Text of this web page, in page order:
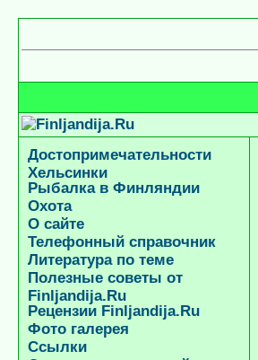
Достопримечательности
Хельсинки
Рыбалка в Финляндии
Охота
О сайте
Телефонный справочник
Литература по теме
Полезные советы от
Finljandija.Ru
Рецензии Finljandija.Ru
Фото галерея
Ссылки